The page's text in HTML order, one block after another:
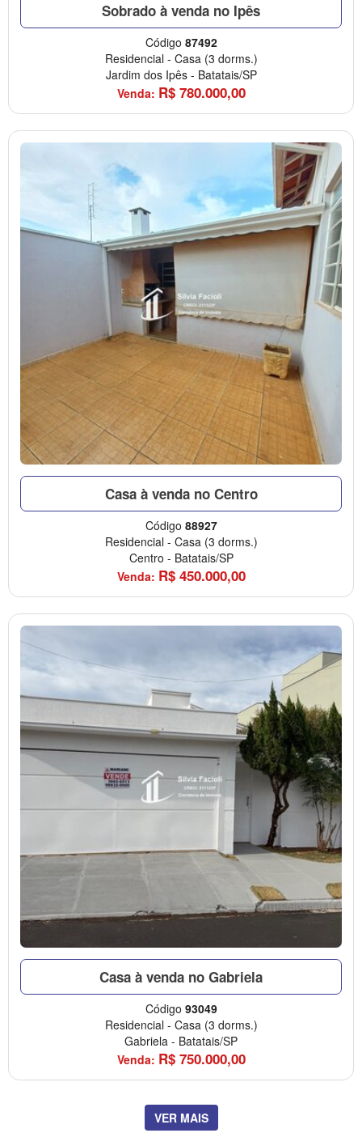
Sobrado à venda no Ipês
Código 87492
Residencial - Casa (3 dorms.)
Jardim dos Ipês - Batatais/SP
Venda: R$ 780.000,00
Casa à venda no Centro
Código 88927
Residencial - Casa (3 dorms.)
Centro - Batatais/SP
Venda: R$ 450.000,00
Casa à venda no Gabriela
Código 93049
Residencial - Casa (3 dorms.)
Gabriela - Batatais/SP
Venda: R$ 750.000,00
VER MAIS